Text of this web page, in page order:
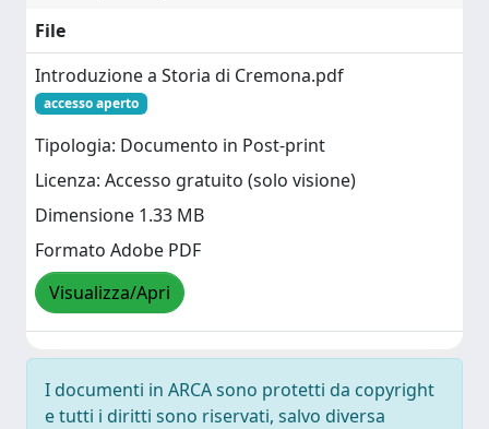
File
Introduzione a Storia di Cremona.pdf
accesso aperto
Tipologia: Documento in Post-print
Licenza: Accesso gratuito (solo visione)
Dimensione 1.33 MB
Formato Adobe PDF
Visualizza/Apri
I documenti in ARCA sono protetti da copyright
e tutti i diritti sono riservati, salvo diversa